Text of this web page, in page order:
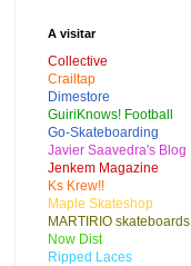
A visitar
Collective
Crailtap
Dimestore
GuiriKnows! Football
Go-Skateboarding
Javier Saavedra's Blog
Jenkem Magazine
Ks Krew!!
Maple Skateshop
MARTIRIO skateboards
Now Dist
Ripped Laces